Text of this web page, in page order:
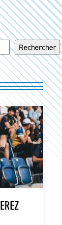
Rechercher